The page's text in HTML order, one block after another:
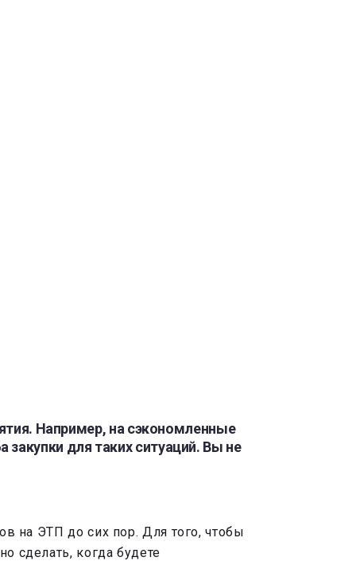
Например, на сэкономленные
для таких ситуаций. Вы не
на ЭТП до сих пор. Для того, чтобы
сделать, когда будете